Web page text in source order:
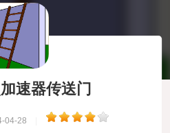
速器传送门
04-28